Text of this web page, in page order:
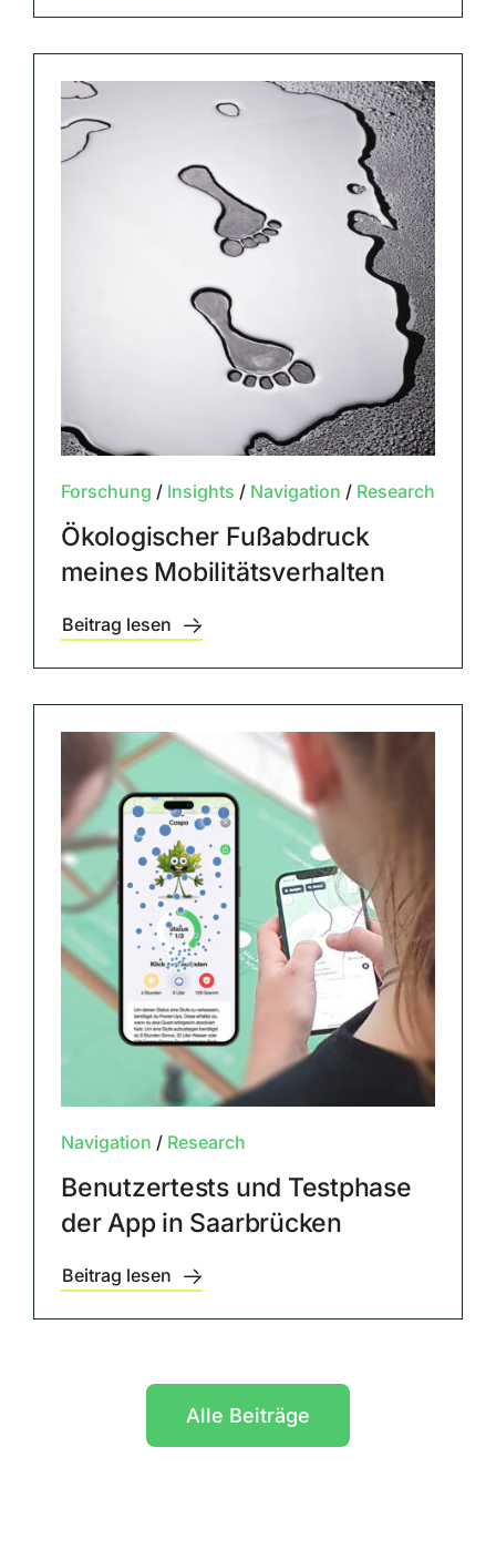
Forschung / Insights / Navigation / Research
Ökologischer Fußabdruck
meines Mobilitätsverhalten
Beitrag lesen
Navigation / Research
Benutzertests und Testphase
der App in Saarbrücken
Beitrag lesen
Alle Beiträge